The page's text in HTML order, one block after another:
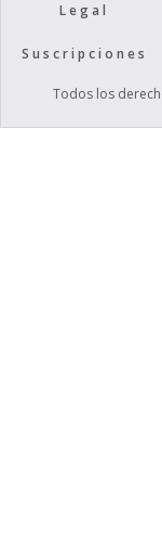
Legal
Suscripciones
Todos los